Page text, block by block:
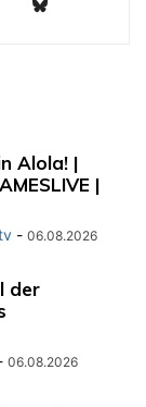
Alola! |
|
- 06.08.2026
der
06.08.2026